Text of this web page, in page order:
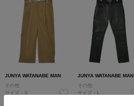
JUNYA WATANABE MAN
その他
サイズ：S
JUNYA WATANABE MAN
その他
サイズ：L